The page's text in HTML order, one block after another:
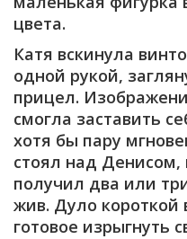
цвета.
Катя вскинула
одной рукой,
прицел.
смогла заставить
хотя бы пару
стоял над Денисом,
получил два или
жив. Дуло короткой
готовое изрыгнуть